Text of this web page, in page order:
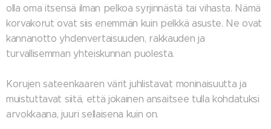
olla oma itsensä ilman pelkoa syrjinnästä tai vihasta. Nämä
korvakorut ovat siis enemmän kuin pelkkä asuste. Ne ovat
kannanotto yhdenvertaisuuden, rakkauden ja
turvallisemman yhteiskunnan puolesta.
Korujen sateenkaaren värit juhlistavat moninaisuutta ja
muistuttavat siitä, että jokainen ansaitsee tulla kohdatuksi
arvokkaana, juuri sellaisena kuin on.